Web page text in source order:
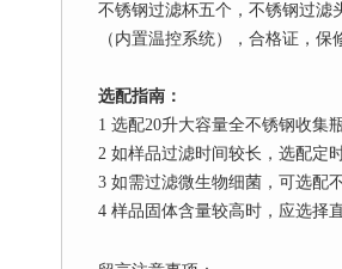
不锈钢过滤杯五个，不锈钢过滤
（内置温控系统），合格证，保
选配指南：
1 选配20升大容量全不锈钢收集
2 如样品过滤时间较长，选配定
3 如需过滤微生物细菌，可选配
4 样品固体含量较高时，应选择